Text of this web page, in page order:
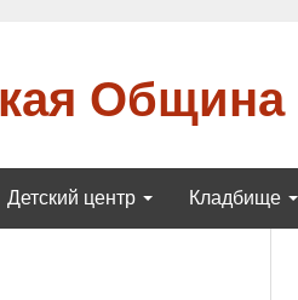
Община
Детский центр Кладбище